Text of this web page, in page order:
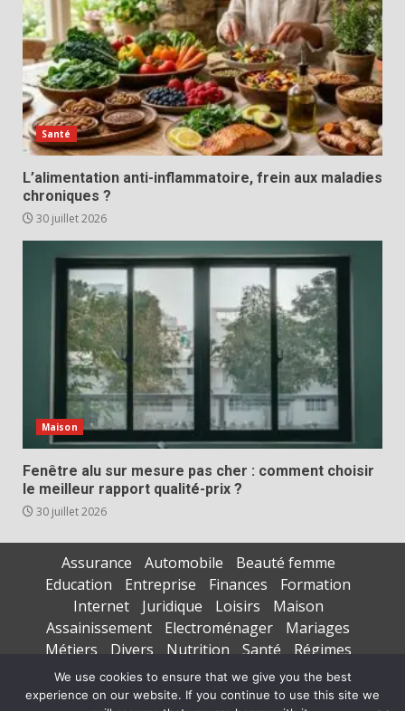
Santé
L’alimentation anti-inflammatoire, frein aux maladies
chroniques ?
30 juillet 2026
Maison
Fenêtre alu sur mesure pas cher : comment choisir
le meilleur rapport qualité-prix ?
30 juillet 2026
Assurance Automobile
Beauté femme
Education
Entreprise Finances
Formation
Internet
Juridique Loisirs
Maison
Assainissement
Electroménager
Mariages
Métiers
Divers Nutrition Santé
Régimes
Seniors
Sports
Vacances
We use cookies to ensure that we give you the best
experience on our website. If you continue to use this site we